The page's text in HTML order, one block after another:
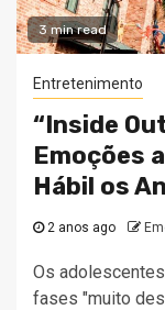
3 min read
Entretenimento
“Inside
Emoções
Hábil os
2 anos ago
Os
fases "muito